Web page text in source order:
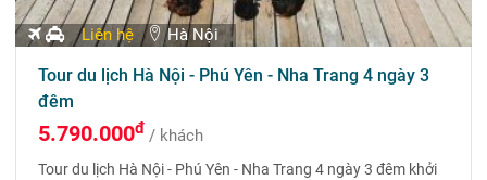
Liên hệ Hà Nội
Tour du lịch Hà Nội - Phú Yên - Nha Trang 4 ngày 3
đêm
5.790.000đ / khách
Tour du lịch Hà Nội - Phú Yên - Nha Trang 4 ngày 3 đêm khởi